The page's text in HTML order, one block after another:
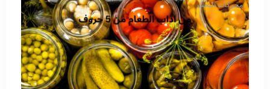
محركات البحث